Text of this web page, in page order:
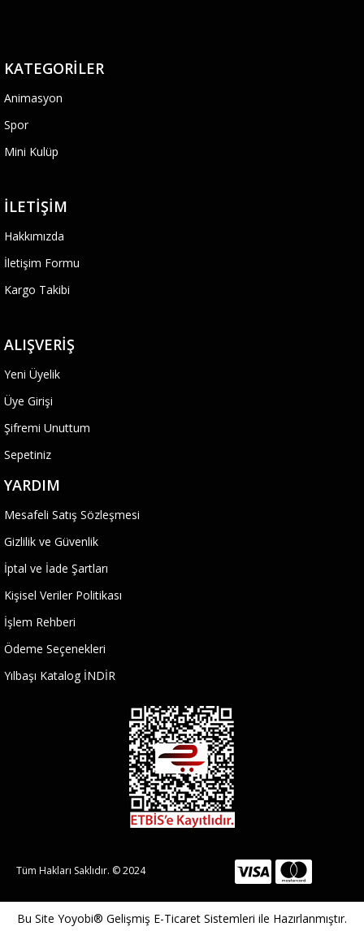
KATEGORILER
Animasyon
Spor
Mini Kulüp
İLETIŞIM
Hakkımızda
İletişim Formu
Kargo Takibi
ALIŞVERIŞ
Yeni Üyelik
Üye Girişi
Şifremi Unuttum
Sepetiniz
YARDIM
Mesafeli Satış Sözleşmesi
Gizlilik ve Güvenlik
İptal ve İade Şartları
Kişisel Veriler Politikası
İşlem Rehberi
Ödeme Seçenekleri
Yılbaşı Katalog İNDİR
Tüm Hakları Saklıdır. © 2024
Bu Site Yoyobi® Gelişmiş E-Ticaret Sistemleri ile Hazırlanmıştır.